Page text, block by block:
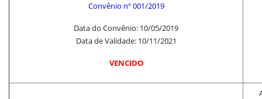
Convênio nº 001/2019
Data do Convênio: 10/05/2019
Data de Validade: 10/11/2021
VENCIDO